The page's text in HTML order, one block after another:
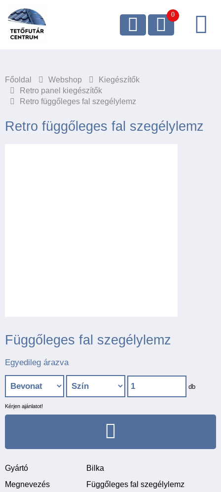
Főoldal Webshop
Kiegészítők
Retro panel kiegészítők
Retro függőleges fal szegélylemz
Retro függőleges fal szegélylemz
Függőleges fal szegélylemz
Egyedileg árazva
db
Kérjen ajánlatot!
Gyártó
Bilka
Megnevezés
Függőleges fal szegélylemz